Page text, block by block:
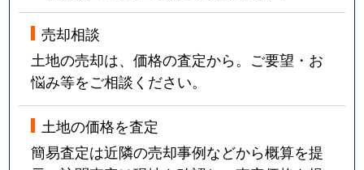
売却相談
土地の売却は、価格の査定から。ご要望・お
悩み等をご相談ください。
土地の価格を査定
簡易査定は近隣の売却事例などから概算を提